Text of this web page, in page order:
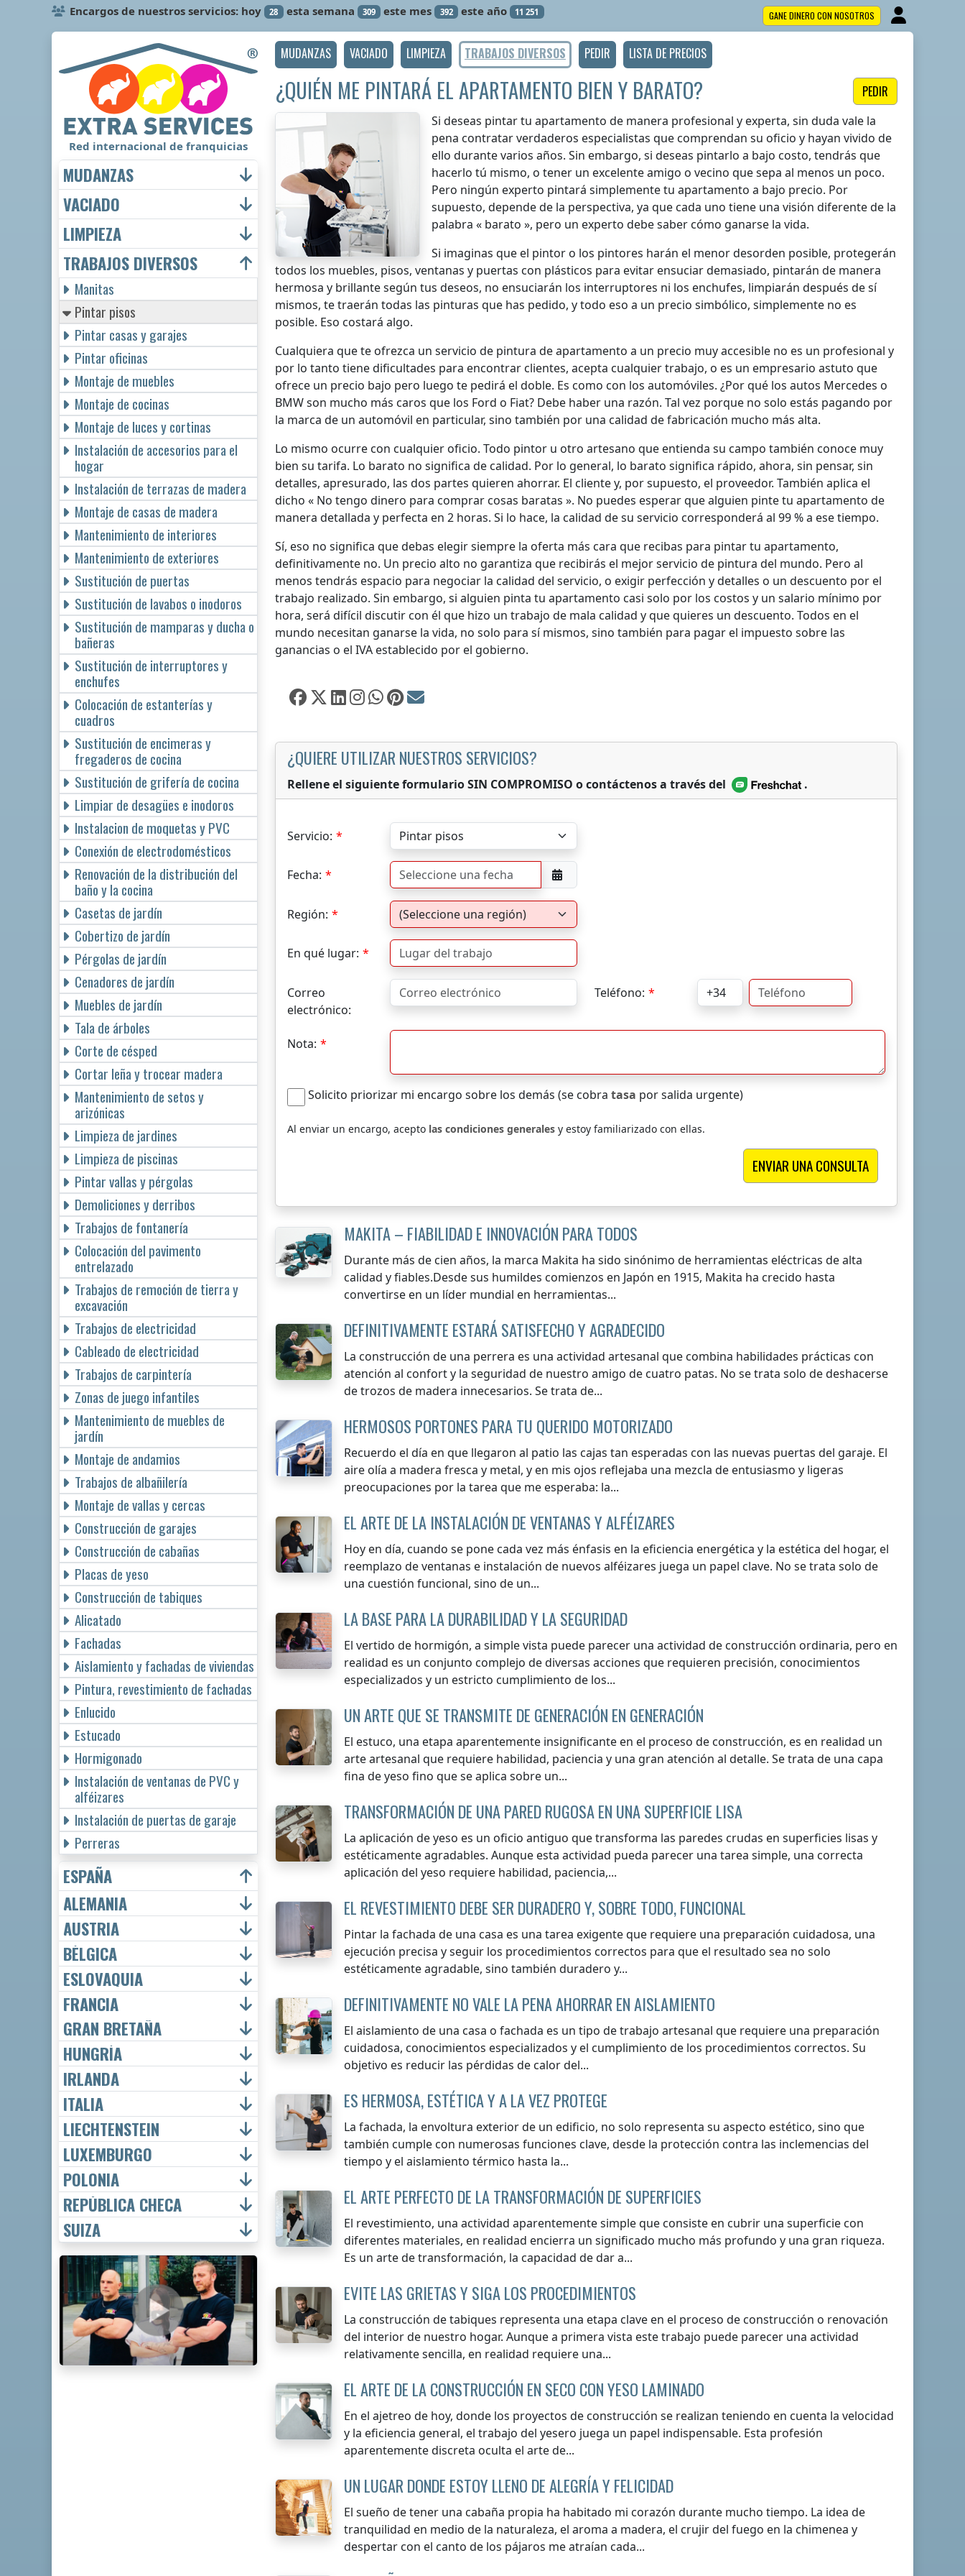
Encargos de nuestros servicios: hoy 28 esta semana 309 este mes 392 este año 11 251 GANE DINERO CON NOSOTROS
MUDANZAS VACIADO LIMPIEZA TRABAJOS DIVERSOS PEDIR LISTA DE PRECIOS
¿QUIÉN ME PINTARÁ EL APARTAMENTO BIEN Y BARATO? PEDIR
Si deseas pintar tu apartamento de manera profesional y experta, sin duda vale la
pena contratar verdaderos especialistas que comprendan su oficio y hayan vivido de
ello durante varios años. Sin embargo, si deseas pintarlo a bajo costo, tendrás que
hacerlo tú mismo, o tener un excelente amigo o vecino que sepa al menos un poco.
Pero ningún experto pintará simplemente tu apartamento a bajo precio. Por
supuesto, depende de la perspectiva, ya que cada uno tiene una visión diferente de la
palabra « barato », pero un experto debe saber cómo ganarse la vida.
Si imaginas que el pintor o los pintores harán el menor desorden posible, protegerán
todos los muebles, pisos, ventanas y puertas con plásticos para evitar ensuciar demasiado, pintarán de manera
hermosa y brillante según tus deseos, no ensuciarán los interruptores ni los enchufes, limpiarán después de sí
mismos, te traerán todas las pinturas que has pedido, y todo eso a un precio simbólico, simplemente no es
posible. Eso costará algo.
Cualquiera que te ofrezca un servicio de pintura de apartamento a un precio muy accesible no es un profesional y
por lo tanto tiene dificultades para encontrar clientes, acepta cualquier trabajo, o es un empresario astuto que
ofrece un precio bajo pero luego te pedirá el doble. Es como con los automóviles. ¿Por qué los autos Mercedes o
BMW son mucho más caros que los Ford o Fiat? Debe haber una razón. Tal vez porque no solo estás pagando por
la marca de un automóvil en particular, sino también por una calidad de fabricación mucho más alta.
Lo mismo ocurre con cualquier oficio. Todo pintor u otro artesano que entienda su campo también conoce muy
bien su tarifa. Lo barato no significa de calidad. Por lo general, lo barato significa rápido, ahora, sin pensar, sin
detalles, apresurado, las dos partes quieren ahorrar. El cliente y, por supuesto, el proveedor. También aplica el
dicho « No tengo dinero para comprar cosas baratas ». No puedes esperar que alguien pinte tu apartamento de
manera detallada y perfecta en 2 horas. Si lo hace, la calidad de su servicio corresponderá al 99 % a ese tiempo.
Sí, eso no significa que debas elegir siempre la oferta más cara que recibas para pintar tu apartamento,
definitivamente no. Un precio alto no garantiza que recibirás el mejor servicio de pintura del mundo. Pero al
menos tendrás espacio para negociar la calidad del servicio, o exigir perfección y detalles o un descuento por el
trabajo realizado. Sin embargo, si alguien pinta tu apartamento casi solo por los costos y un salario mínimo por
hora, será difícil discutir con él que hizo un trabajo de mala calidad y que quieres un descuento. Todos en el
mundo necesitan ganarse la vida, no solo para sí mismos, sino también para pagar el impuesto sobre las
ganancias o el IVA establecido por el gobierno.
¿QUIERE UTILIZAR NUESTROS SERVICIOS?
Rellene el siguiente formulario SIN COMPROMISO o contáctenos a través del .
Servicio:
Fecha:
Región:
En qué lugar:
Correo
electrónico:
Teléfono:
Nota:
Solicito priorizar mi encargo sobre los demás (se cobra tasa por salida urgente)
Al enviar un encargo, acepto las condiciones generales y estoy familiarizado con ellas.
MAKITA – FIABILIDAD E INNOVACIÓN PARA TODOS
Durante más de cien años, la marca Makita ha sido sinónimo de herramientas eléctricas de alta
calidad y fiables.Desde sus humildes comienzos en Japón en 1915, Makita ha crecido hasta
convertirse en un líder mundial en herramientas...
DEFINITIVAMENTE ESTARÁ SATISFECHO Y AGRADECIDO
La construcción de una perrera es una actividad artesanal que combina habilidades prácticas con
atención al confort y la seguridad de nuestro amigo de cuatro patas. No se trata solo de deshacerse
de trozos de madera innecesarios. Se trata de...
HERMOSOS PORTONES PARA TU QUERIDO MOTORIZADO
Recuerdo el día en que llegaron al patio las cajas tan esperadas con las nuevas puertas del garaje. El
aire olía a madera fresca y metal, y en mis ojos reflejaba una mezcla de entusiasmo y ligeras
preocupaciones por la tarea que me esperaba: la...
EL ARTE DE LA INSTALACIÓN DE VENTANAS Y ALFÉIZARES
Hoy en día, cuando se pone cada vez más énfasis en la eficiencia energética y la estética del hogar, el
reemplazo de ventanas e instalación de nuevos alféizares juega un papel clave. No se trata solo de
una cuestión funcional, sino de un...
LA BASE PARA LA DURABILIDAD Y LA SEGURIDAD
El vertido de hormigón, a simple vista puede parecer una actividad de construcción ordinaria, pero en
realidad es un conjunto complejo de diversas acciones que requieren precisión, conocimientos
especializados y un estricto cumplimiento de los...
UN ARTE QUE SE TRANSMITE DE GENERACIÓN EN GENERACIÓN
El estuco, una etapa aparentemente insignificante en el proceso de construcción, es en realidad un
arte artesanal que requiere habilidad, paciencia y una gran atención al detalle. Se trata de una capa
fina de yeso fino que se aplica sobre un...
TRANSFORMACIÓN DE UNA PARED RUGOSA EN UNA SUPERFICIE LISA
La aplicación de yeso es un oficio antiguo que transforma las paredes crudas en superficies lisas y
estéticamente agradables. Aunque esta actividad pueda parecer una tarea simple, una correcta
aplicación del yeso requiere habilidad, paciencia,...
EL REVESTIMIENTO DEBE SER DURADERO Y, SOBRE TODO, FUNCIONAL
Pintar la fachada de una casa es una tarea exigente que requiere una preparación cuidadosa, una
ejecución precisa y seguir los procedimientos correctos para que el resultado sea no solo
estéticamente agradable, sino también duradero y...
DEFINITIVAMENTE NO VALE LA PENA AHORRAR EN AISLAMIENTO
El aislamiento de una casa o fachada es un tipo de trabajo artesanal que requiere una preparación
cuidadosa, conocimientos especializados y el cumplimiento de los procedimientos correctos. Su
objetivo es reducir las pérdidas de calor del...
ES HERMOSA, ESTÉTICA Y A LA VEZ PROTEGE
La fachada, la envoltura exterior de un edificio, no solo representa su aspecto estético, sino que
también cumple con numerosas funciones clave, desde la protección contra las inclemencias del
tiempo y el aislamiento térmico hasta la...
EL ARTE PERFECTO DE LA TRANSFORMACIÓN DE SUPERFICIES
El revestimiento, una actividad aparentemente simple que consiste en cubrir una superficie con
diferentes materiales, en realidad encierra un significado mucho más profundo y una gran riqueza.
Es un arte de transformación, la capacidad de dar a...
EVITE LAS GRIETAS Y SIGA LOS PROCEDIMIENTOS
La construcción de tabiques representa una etapa clave en el proceso de construcción o renovación
del interior de nuestro hogar. Aunque a primera vista este trabajo puede parecer una actividad
relativamente sencilla, en realidad requiere una...
EL ARTE DE LA CONSTRUCCIÓN EN SECO CON YESO LAMINADO
En el ajetreo de hoy, donde los proyectos de construcción se realizan teniendo en cuenta la velocidad
y la eficiencia general, el trabajo del yesero juega un papel indispensable. Esta profesión
aparentemente discreta oculta el arte de...
UN LUGAR DONDE ESTOY LLENO DE ALEGRÍA Y FELICIDAD
El sueño de tener una cabaña propia ha habitado mi corazón durante mucho tiempo. La idea de
tranquilidad en medio de la naturaleza, el aroma a madera, el crujir del fuego en la chimenea y
despertar con el canto de los pájaros me atraían cada...
Red internacional de franquicias
MUDANZAS
VACIADO
LIMPIEZA
TRABAJOS DIVERSOS
Manitas
Pintar pisos
Pintar casas y garajes
Pintar oficinas
Montaje de muebles
Montaje de cocinas
Montaje de luces y cortinas
Instalación de accesorios para el
hogar
Instalación de terrazas de madera
Montaje de casas de madera
Mantenimiento de interiores
Mantenimiento de exteriores
Sustitución de puertas
Sustitución de lavabos o inodoros
Sustitución de mamparas y ducha o
bañeras
Sustitución de interruptores y
enchufes
Colocación de estanterías y
cuadros
Sustitución de encimeras y
fregaderos de cocina
Sustitución de grifería de cocina
Limpiar de desagües e inodoros
Instalacion de moquetas y PVC
Conexión de electrodomésticos
Renovación de la distribución del
baño y la cocina
Casetas de jardín
Cobertizo de jardín
Pérgolas de jardín
Cenadores de jardín
Muebles de jardín
Tala de árboles
Corte de césped
Cortar leña y trocear madera
Mantenimiento de setos y
arizónicas
Limpieza de jardines
Limpieza de piscinas
Pintar vallas y pérgolas
Demoliciones y derribos
Trabajos de fontanería
Colocación del pavimento
entrelazado
Trabajos de remoción de tierra y
excavación
Trabajos de electricidad
Cableado de electricidad
Trabajos de carpintería
Zonas de juego infantiles
Mantenimiento de muebles de
jardín
Montaje de andamios
Trabajos de albañilería
Montaje de vallas y cercas
Construcción de garajes
Construcción de cabañas
Placas de yeso
Construcción de tabiques
Alicatado
Fachadas
Aislamiento y fachadas de viviendas
Pintura, revestimiento de fachadas
Enlucido
Estucado
Hormigonado
Instalación de ventanas de PVC y
alféizares
Instalación de puertas de garaje
Perreras
ESPAÑA
ALEMANIA
AUSTRIA
BÉLGICA
ESLOVAQUIA
FRANCIA
GRAN BRETAÑA
HUNGRÍA
IRLANDA
ITALIA
LIECHTENSTEIN
LUXEMBURGO
POLONIA
REPÚBLICA CHECA
SUIZA